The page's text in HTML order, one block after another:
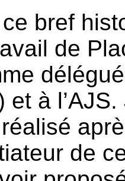
bref
de
et à
de